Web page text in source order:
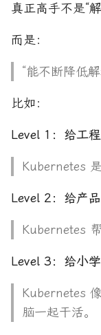
真正高手不是“解
而是：
“能不断降低
比如：
Level 1：给工
Kubernetes
Level 2：给产
Kubernetes
Level 3：给小
Kubernetes
脑一起干活。